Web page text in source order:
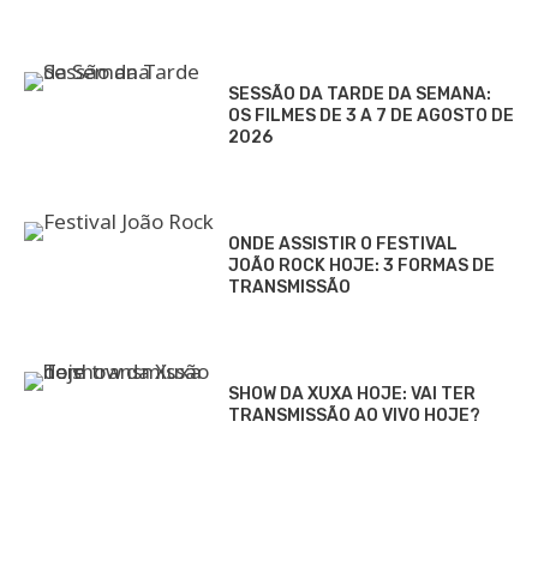
SESSÃO DA TARDE DA SEMANA:
OS FILMES DE 3 A 7 DE AGOSTO DE
2026
ONDE ASSISTIR O FESTIVAL
JOÃO ROCK HOJE: 3 FORMAS DE
TRANSMISSÃO
SHOW DA XUXA HOJE: VAI TER
TRANSMISSÃO AO VIVO HOJE?